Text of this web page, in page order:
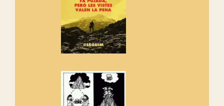
Rebem un diploma dels
Amics de Sant Aniol d'Aguja
Els Centpeus estem implicats
amb la recuperació del refugi i